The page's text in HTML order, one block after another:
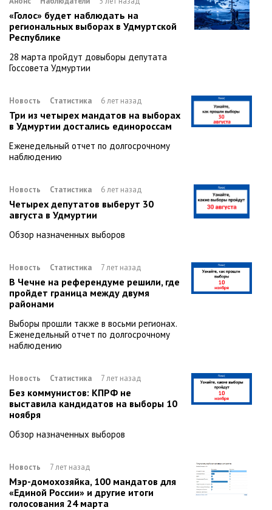
«Голос» будет наблюдать на
региональных выборах в Удмуртской
Республике
28 марта пройдут довыборы депутата
Госсовета Удмуртии
Новость Статистика 6 лет назад
Три из четырех мандатов на выборах
в Удмуртии достались единороссам
Еженедельный отчет по долгосрочному
наблюдению
Новость Статистика 6 лет назад
Четырех депутатов выберут 30
августа в Удмуртии
Обзор назначенных выборов
Новость Статистика 7 лет назад
В Чечне на референдуме решили, где
пройдет граница между двумя
районами
Выборы прошли также в восьми регионах.
Еженедельный отчет по долгосрочному
наблюдению
Новость Статистика 7 лет назад
Без коммунистов: КПРФ не
выставила кандидатов на выборы 10
ноября
Обзор назначенных выборов
Новость 7 лет назад
Мэр-домохозяйка, 100 мандатов для
«Единой России» и другие итоги
голосования 24 марта